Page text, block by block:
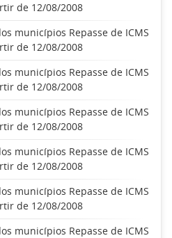
de 12/08/2008
municípios Repasse de ICMS
de 12/08/2008
municípios Repasse de ICMS
de 12/08/2008
municípios Repasse de ICMS
de 12/08/2008
municípios Repasse de ICMS
de 12/08/2008
municípios Repasse de ICMS
de 12/08/2008
municípios Repasse de ICMS